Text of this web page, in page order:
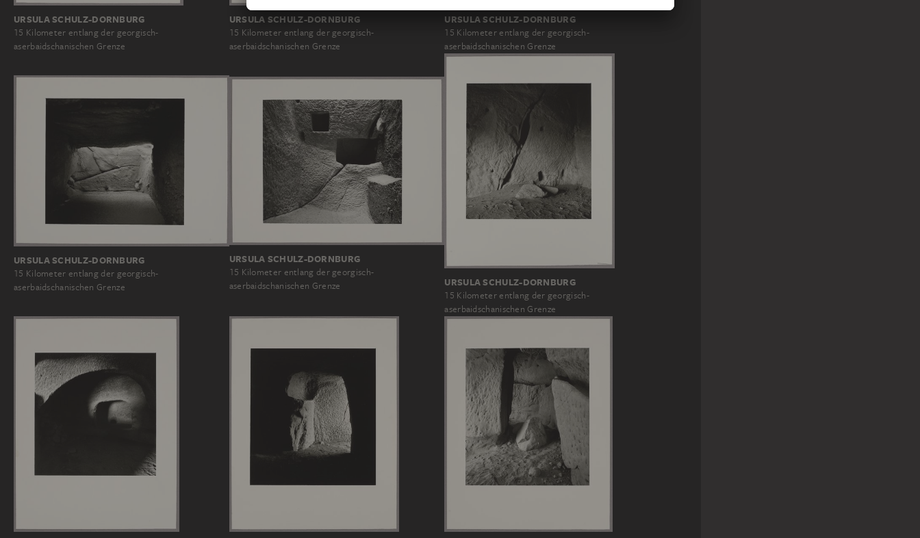
URSULA SCHULZ-DORNBURG
15 Kilometer entlang der georgisch-
aserbaidschanischen Grenze
URSULA SCHULZ-DORNBURG
15 Kilometer entlang der georgisch-
aserbaidschanischen Grenze
URSULA SCHULZ-DORNBURG
15 Kilometer entlang der georgisch-
aserbaidschanischen Grenze
URSULA SCHULZ-DORNBURG
15 Kilometer entlang der georgisch-
aserbaidschanischen Grenze
URSULA SCHULZ-DORNBURG
15 Kilometer entlang der georgisch-
aserbaidschanischen Grenze
URSULA SCHULZ-DORNBURG
15 Kilometer entlang der georgisch-
aserbaidschanischen Grenze